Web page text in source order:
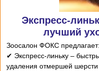
Экспресс-
лучший
Зоосалон ФОКС
✔ Экспресс-линьку –
удаления отмершей